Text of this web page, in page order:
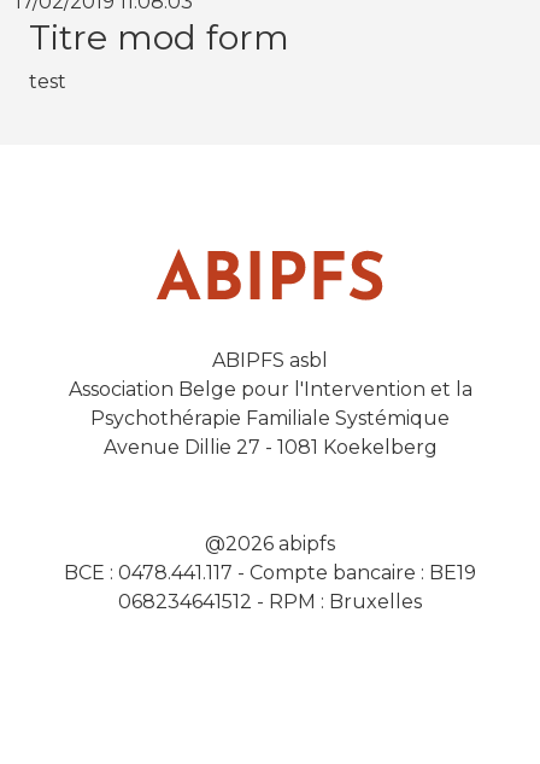
Titre mod form
test
ABIPFS asbl
Association Belge pour l'Intervention et la
Psychothérapie Familiale Systémique
Avenue Dillie 27 - 1081 Koekelberg
@2026 abipfs
BCE : 0478.441.117 - Compte bancaire : BE19
068234641512 - RPM : Bruxelles